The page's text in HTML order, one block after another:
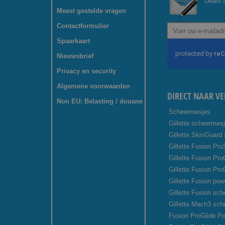
Meest gestelde vragen
Contactformulier
Spaarkaart
Nieuwsbrief
Privacy en security
Algemene voorwaarden
Non EU: Belasting / douane
Abonneer
onze
DIRECT NAAR
Scheermesjes
Gillette
Gillette SkinGuard
Gillette Fusion
Gillette Fusion
Gillette Fusion
Gillette Fusion
Gillette Fusion
Gillette Mach3
Fusion ProGlide